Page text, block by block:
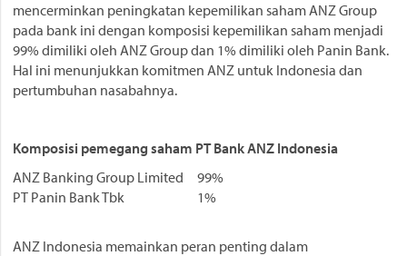
mencerminkan peningkatan kepemilikan saham ANZ Group
pada bank ini dengan komposisi kepemilikan saham menjadi
99% dimiliki oleh ANZ Group dan 1% dimiliki oleh Panin Bank.
Hal ini menunjukkan komitmen ANZ untuk Indonesia dan
pertumbuhan nasabahnya.
Komposisi pemegang saham PT Bank ANZ Indonesia
ANZ Banking Group Limited 99%
PT Panin Bank Tbk
1%
ANZ Indonesia memainkan peran penting dalam